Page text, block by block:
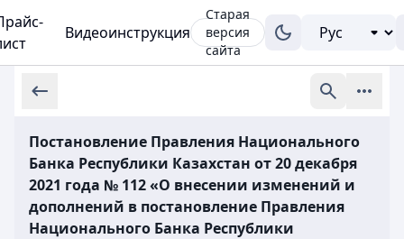
Видеоинструкция
Старая
версия
сайта
Постановление Правления Национального
Банка Республики Казахстан от 20 декабря
2021 года № 112 «О внесении изменений и
дополнений в постановление Правления
Национального Банка Республики